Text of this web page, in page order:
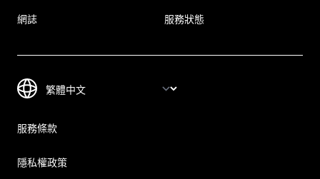
網誌 服務狀態
服務條款
隱私權政策